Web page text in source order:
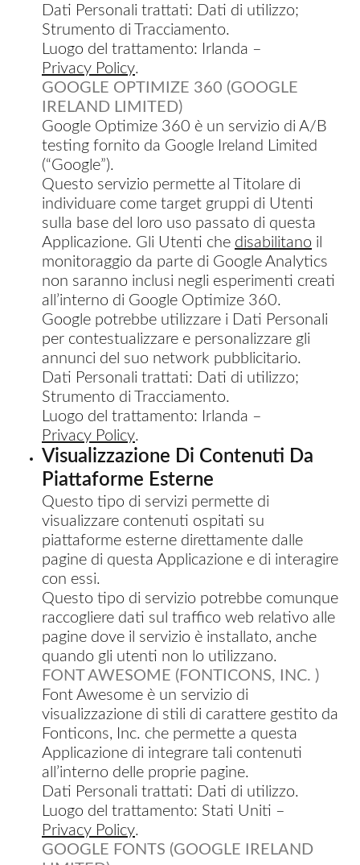
Dati Personali trattati: Dati di utilizzo;
Strumento di Tracciamento.
Luogo del trattamento: Irlanda –
Privacy Policy.
GOOGLE OPTIMIZE 360 (GOOGLE
IRELAND LIMITED)
Google Optimize 360 è un servizio di A/B
testing fornito da Google Ireland Limited
(“Google”).
Questo servizio permette al Titolare di
individuare come target gruppi di Utenti
sulla base del loro uso passato di questa
Applicazione. Gli Utenti che disabilitano il
monitoraggio da parte di Google Analytics
non saranno inclusi negli esperimenti creati
all’interno di Google Optimize 360.
Google potrebbe utilizzare i Dati Personali
per contestualizzare e personalizzare gli
annunci del suo network pubblicitario.
Dati Personali trattati: Dati di utilizzo;
Strumento di Tracciamento.
Luogo del trattamento: Irlanda –
Privacy Policy.
Visualizzazione Di Contenuti Da
Piattaforme Esterne
Questo tipo di servizi permette di
visualizzare contenuti ospitati su
piattaforme esterne direttamente dalle
pagine di questa Applicazione e di interagire
con essi.
Questo tipo di servizio potrebbe comunque
raccogliere dati sul traffico web relativo alle
pagine dove il servizio è installato, anche
quando gli utenti non lo utilizzano.
FONT AWESOME (FONTICONS, INC. )
Font Awesome è un servizio di
visualizzazione di stili di carattere gestito da
Fonticons, Inc. che permette a questa
Applicazione di integrare tali contenuti
all’interno delle proprie pagine.
Dati Personali trattati: Dati di utilizzo.
Luogo del trattamento: Stati Uniti –
Privacy Policy.
GOOGLE FONTS (GOOGLE IRELAND